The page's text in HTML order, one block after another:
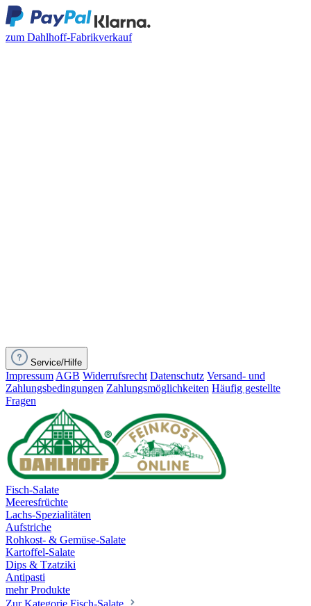
zum Dahlhoff-Fabrikverkauf
Service/Hilfe
Impressum AGB Widerrufsrecht Datenschutz Versand- und
Zahlungsbedingungen Zahlungsmöglichkeiten Häufig gestellte
Fragen
Fisch-Salate
Meeresfrüchte
Lachs-Spezialitäten
Aufstriche
Rohkost- & Gemüse-Salate
Kartoffel-Salate
Dips & Tzatziki
Antipasti
mehr Produkte
Zur Kategorie Fisch-Salate